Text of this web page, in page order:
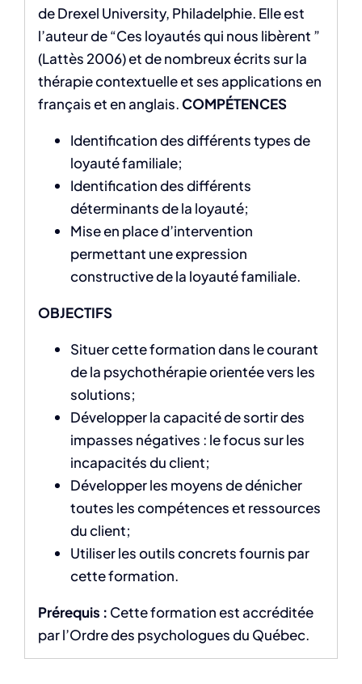
de Drexel University, Philadelphie. Elle est
l’auteur de “Ces loyautés qui nous libèrent ”
(Lattès 2006) et de nombreux écrits sur la
thérapie contextuelle et ses applications en
français et en anglais.COMPÉTENCES
Identification des différents types de
loyauté familiale;
Identification des différents
déterminants de la loyauté;
Mise en place d’intervention
permettant une expression
constructive de la loyauté familiale.
OBJECTIFS
Situer cette formation dans le courant
de la psychothérapie orientée vers les
solutions;
Développer la capacité de sortir des
impasses négatives : le focus sur les
incapacités du client;
Développer les moyens de dénicher
toutes les compétences et ressources
du client;
Utiliser les outils concrets fournis par
cette formation.
Prérequis : Cette formation est accréditée
par l’Ordre des psychologues du Québec.